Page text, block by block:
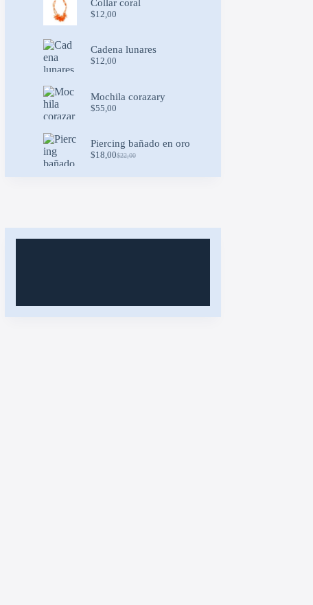
Collar coral
$12,00
Cadena lunares
$12,00
Mochila corazary
$55,00
Piercing bañado en oro
$22,00
Original
$18,00Current